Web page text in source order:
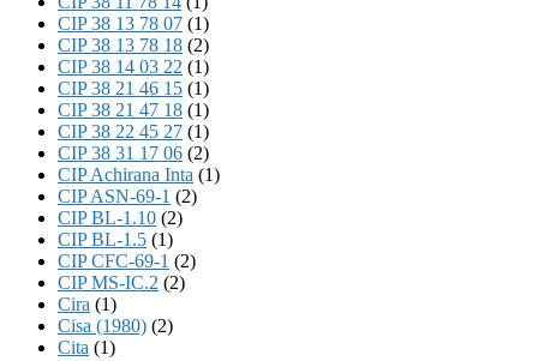
CIP 38 13 78 07 (1)
CIP 38 13 78 18 (2)
CIP 38 14 03 22 (1)
CIP 38 21 46 15 (1)
CIP 38 21 47 18 (1)
CIP 38 22 45 27 (1)
CIP 38 31 17 06 (2)
CIP Achirana Inta (1)
CIP ASN-69-1 (2)
CIP BL-1.10 (2)
CIP BL-1.5 (1)
CIP CFC-69-1 (2)
CIP MS-IC.2 (2)
Cira (1)
Cisa (1980) (2)
Cita (1)